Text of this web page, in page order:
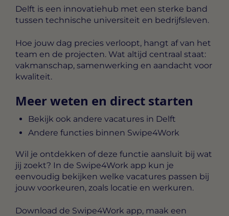
Delft is een innovatiehub met een sterke band
tussen technische universiteit en bedrijfsleven.
Hoe jouw dag precies verloopt, hangt af van het
team en de projecten. Wat altijd centraal staat:
vakmanschap, samenwerking en aandacht voor
kwaliteit.
Meer weten en direct starten
Bekijk ook andere vacatures in Delft
Andere functies binnen Swipe4Work
Wil je ontdekken of deze functie aansluit bij wat
jij zoekt? In de Swipe4Work app kun je
eenvoudig bekijken welke vacatures passen bij
jouw voorkeuren, zoals locatie en werkuren.
Download de Swipe4Work app, maak een